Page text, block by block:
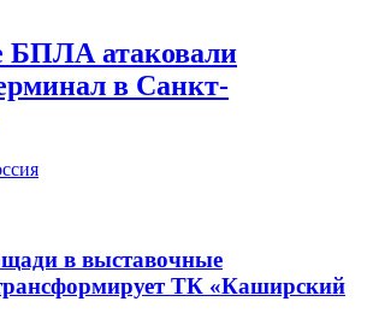
БПЛА атаковали
в Санкт-
в выставочные
ТК «Каширский